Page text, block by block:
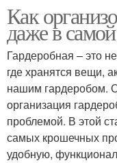
Как
даже в
Гардеробная – это
где хранятся вещи,
нашим гардеробом.
организация
проблемой. В этой
самых крошечных
удобную,